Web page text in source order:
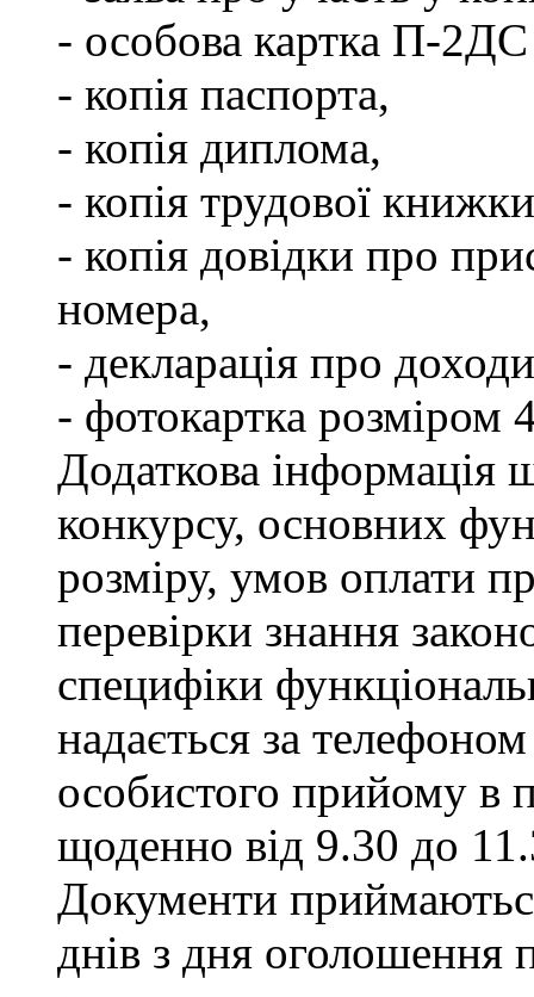
- особова картка П-
- копія паспорта,
- копія диплома,
- копія трудової
- копія довідки про
номера,
- декларація про
- фотокартка розміром
Додаткова інформація
конкурсу, основних
розміру, умов оплати
перевірки знання
специфіки
надається за
особистого прийому в
щоденно від 9.30 до
Документи
днів з дня оголошення